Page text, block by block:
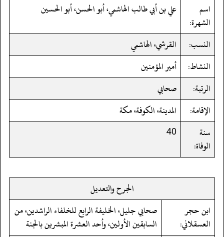
اسم
الشهرة:
علي بن أبي طالب الهاشمي، أبو الحسن، أبو الحسين
النسب:
القرشي، الهاشمي
النشاط:
أمير المؤمنين
الرتبة:
صحابي
الإقامة:
المدينة، الكوفة، مكة
سنة
الوفاة:
40
الجرح والتعديل
ابن حجر
العسقلاني:
صحابي جليل، الخليفة الرابع للخلفاء الراشدين، من
السابقين الأولين، وأحد العشرة المبشرين بالجنة